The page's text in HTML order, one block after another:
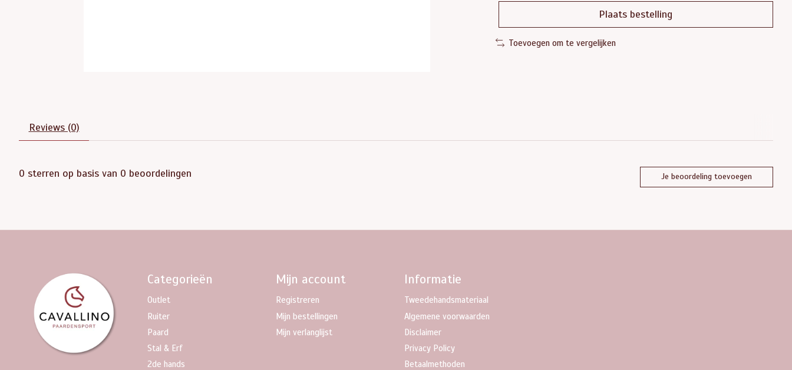
Plaats bestelling
Toevoegen om te vergelijken
Reviews (0)
0 sterren op basis van 0 beoordelingen Je beoordeling toevoegen
Categorieën
Outlet
Ruiter
Paard
Stal & Erf
2de hands
Mijn account
Registreren
Mijn bestellingen
Mijn verlanglijst
Informatie
Tweedehandsmateriaal
Algemene voorwaarden
Disclaimer
Privacy Policy
Betaalmethoden